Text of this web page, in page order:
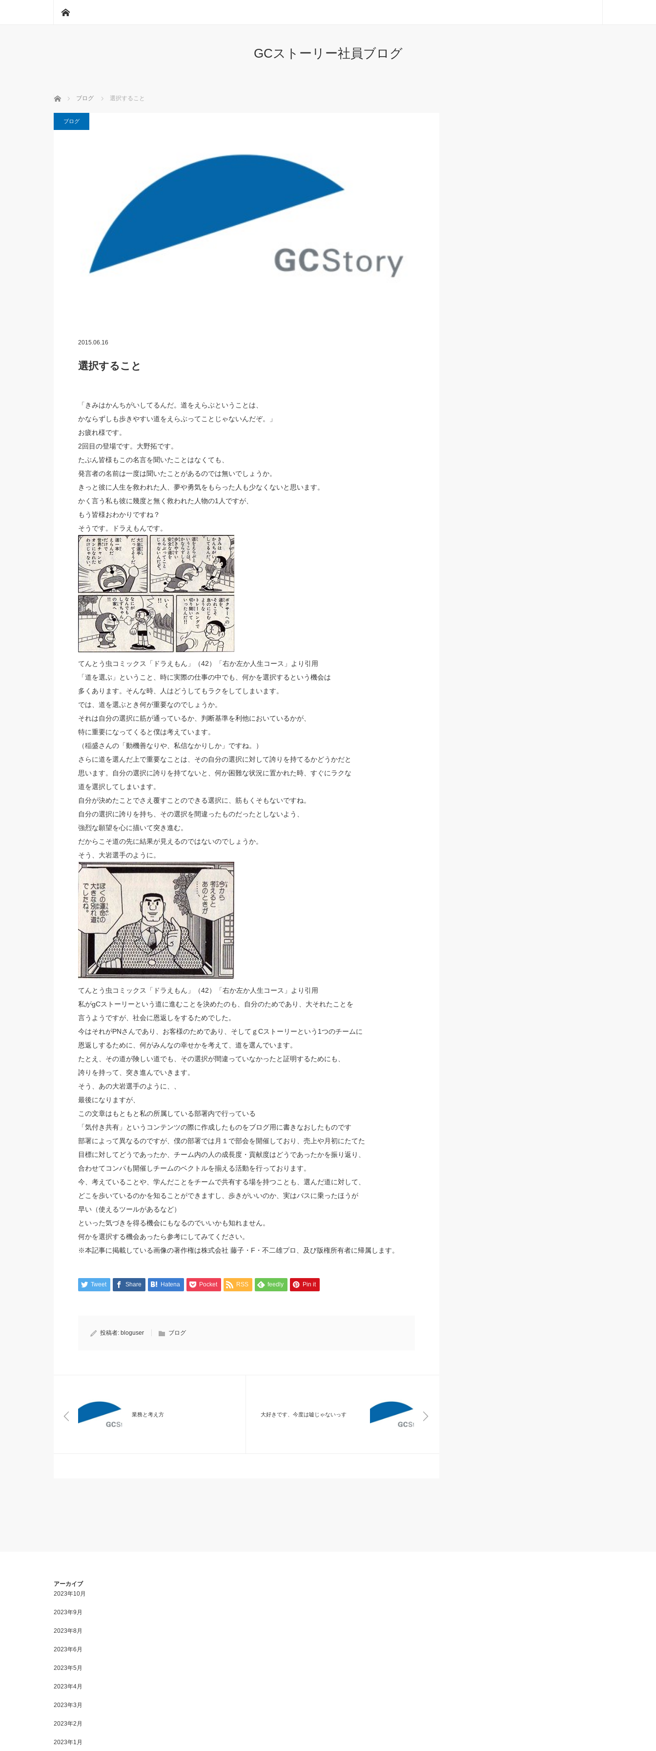
GCストーリー社員ブログ
ホーム ブログ 選択すること
ブログ
2015.06.16
選択すること
「きみはかんちがいしてるんだ。道をえらぶということは、
かならずしも歩きやすい道をえらぶってことじゃないんだぞ。」
お疲れ様です。
2回目の登場です。大野拓です。
たぶん皆様もこの名言を聞いたことはなくても、
発言者の名前は一度は聞いたことがあるのでは無いでしょうか。
きっと彼に人生を救われた人、夢や勇気をもらった人も少なくないと思います。
かく言う私も彼に幾度と無く救われた人物の1人ですが、
もう皆様おわかりですね？
そうです。ドラえもんです。
てんとう虫コミックス「ドラえもん」（42）「右か左か人生コース」より引用
「道を選ぶ」ということ、時に実際の仕事の中でも、何かを選択するという機会は
多くあります。そんな時、人はどうしてもラクをしてしまいます。
では、道を選ぶとき何が重要なのでしょうか。
それは自分の選択に筋が通っているか、判断基準を利他においているかが、
特に重要になってくると僕は考えています。
（稲盛さんの「動機善なりや、私信なかりしか」ですね。）
さらに道を選んだ上で重要なことは、その自分の選択に対して誇りを持てるかどうかだと
思います。自分の選択に誇りを持てないと、何か困難な状況に置かれた時、すぐにラクな
道を選択してしまいます。
自分が決めたことでさえ覆すことのできる選択に、筋もくそもないですね。
自分の選択に誇りを持ち、その選択を間違ったものだったとしないよう、
強烈な願望を心に描いて突き進む。
だからこそ道の先に結果が見えるのではないのでしょうか。
そう、大岩選手のように。
てんとう虫コミックス「ドラえもん」（42）「右か左か人生コース」より引用
私がgCストーリーという道に進むことを決めたのも、自分のためであり、大それたことを
言うようですが、社会に恩返しをするためでした。
今はそれがPNさんであり、お客様のためであり、そしてｇCストーリーという1つのチームに
恩返しするために、何がみんなの幸せかを考えて、道を選んでいます。
たとえ、その道が険しい道でも、その選択が間違っていなかったと証明するためにも、
誇りを持って、突き進んでいきます。
そう、あの大岩選手のように、、
最後になりますが、
この文章はもともと私の所属している部署内で行っている
「気付き共有」というコンテンツの際に作成したものをブログ用に書きなおしたものです
部署によって異なるのですが、僕の部署では月１で部会を開催しており、売上や月初にたてた
目標に対してどうであったか、チーム内の人の成長度・貢献度はどうであったかを振り返り、
合わせてコンパも開催しチームのベクトルを揃える活動を行っております。
今、考えていることや、学んだことをチームで共有する場を持つことも、選んだ道に対して、
どこを歩いているのかを知ることができますし、歩きがいいのか、実はバスに乗ったほうが
早い（使えるツールがあるなど）
といった気づきを得る機会にもなるのでいいかも知れません。
何かを選択する機会あったら参考にしてみてください。
※本記事に掲載している画像の著作権は株式会社 藤子・F・不二雄プロ、及び版権所有者に帰属します。
Tweet Share Hatena Pocket RSS feedly Pin it
投稿者: bloguser ブログ
業務と考え方 大好きです、今度は嘘じゃないっす
アーカイブ
2023年10月
2023年9月
2023年8月
2023年6月
2023年5月
2023年4月
2023年3月
2023年2月
2023年1月